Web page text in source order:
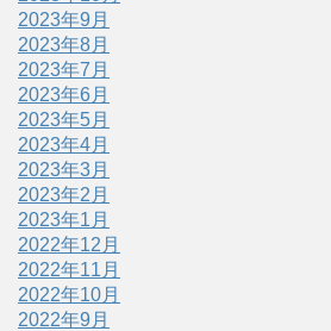
2023年9月
2023年8月
2023年7月
2023年6月
2023年5月
2023年4月
2023年3月
2023年2月
2023年1月
2022年12月
2022年11月
2022年10月
2022年9月